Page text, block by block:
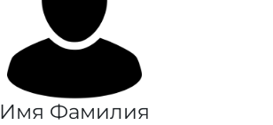
Имя Фамилия